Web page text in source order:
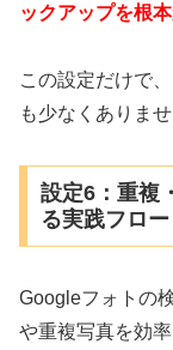
ックアップを根
この設定だけで
も少なくありませ
設定6：重複
る実践フロー
Googleフォトの
や重複写真を効